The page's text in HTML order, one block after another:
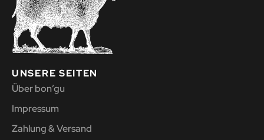
UNSERE SEITEN
Über bon’gu
Impressum
Zahlung & Versand